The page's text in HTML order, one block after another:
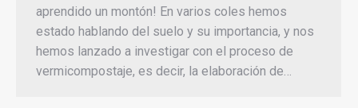
aprendido un montón! En varios coles hemos
estado hablando del suelo y su importancia, y nos
hemos lanzado a investigar con el proceso de
vermicompostaje, es decir, la elaboración de…